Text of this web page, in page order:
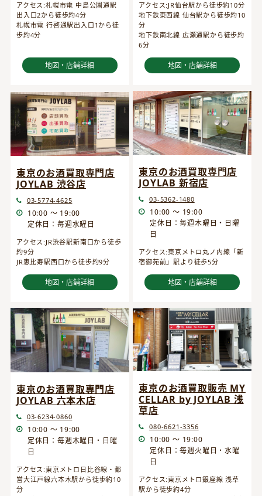
アクセス:札幌市電 中島公園通駅
出入口2から徒歩約4分
札幌市電 行啓通駅出入口1から徒
歩約4分
地図・店舗詳細
アクセス:JR仙台駅から徒歩約10分
地下鉄東西線 仙台駅から徒歩約10
分
地下鉄南北線 広瀬通駅から徒歩約
6分
地図・店舗詳細
東京のお酒買取専門店
JOYLAB 渋谷店
03-5774-4625
10:00 ～ 19:00
定休日：毎週水曜日
アクセス:JR渋谷駅新南口から徒歩
約9分
JR恵比寿駅西口から徒歩約9分
地図・店舗詳細
東京のお酒買取専門店
JOYLAB 新宿店
03-5362-1480
10:00 ～ 19:00
定休日：毎週木曜日・日曜
日
アクセス:東京メトロ丸ノ内線「新
宿御苑前」駅より徒歩5分
地図・店舗詳細
東京のお酒買取専門店
JOYLAB 六本木店
03-6234-0860
10:00 ～ 19:00
定休日：毎週木曜日・日曜
日
アクセス:東京メトロ日比谷線・都
営大江戸線六本木駅から徒歩約10
分
東京のお酒買取販売 MY
CELLAR by JOYLAB 浅
草店
080-6621-3356
10:00 ～ 19:00
定休日：毎週火曜日・水曜
日
アクセス:東京メトロ銀座線 浅草
駅から徒歩約4分